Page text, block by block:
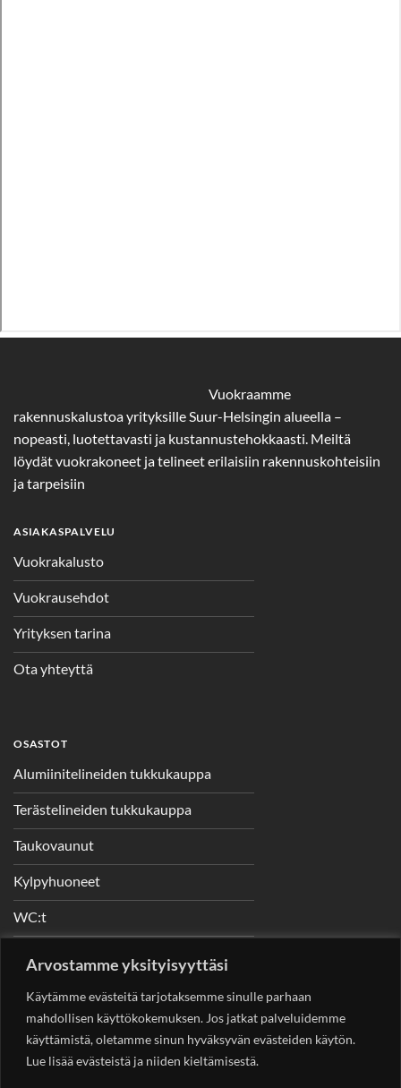
Arvostamme yksityisyyttäsi
Käytämme evästeitä tarjotaksemme sinulle parhaan
mahdollisen käyttökokemuksen. Jos jatkat palveluidemme
käyttämistä, oletamme sinun hyväksyvän evästeiden käytön.
Lue lisää evästeistä ja niiden kieltämisestä.
Vuokraamme
rakennuskalustoa yrityksille Suur-Helsingin alueella –
nopeasti, luotettavasti ja kustannustehokkaasti. Meiltä
löydät vuokrakoneet ja telineet erilaisiin rakennuskohteisiin
ja tarpeisiin
ASIAKASPALVELU
Vuokrakalusto
Vuokrausehdot
Yrityksen tarina
Ota yhteyttä
OSASTOT
Alumiinitelineiden tukkukauppa
Terästelineiden tukkukauppa
Taukovaunut
Kylpyhuoneet
WC:t
Nostimet
YHTEYSTIEDOT